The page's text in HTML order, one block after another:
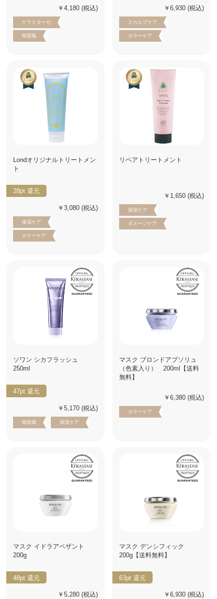
￥4,180 (税込)
ケラスターゼ
韓国風
￥6,930 (税込)
スカルプケア
カラーケア
Londオリジナルトリートメン
ト
28pt 還元
￥3,080 (税込)
保湿ケア
カラーケア
リペアトリートメント
￥1,650 (税込)
保湿ケア
ダメージケア
ソワン シカフラッシュ
250ml
47pt 還元
￥5,170 (税込)
韓国風 保湿ケア
マスク ブロンドアブソリュ
（色素入り） 200ml【送料
無料】
￥6,380 (税込)
カラーケア
マスク イドラアペザント
200g
48pt 還元
￥5,280 (税込)
マスク デンシフィック
200g【送料無料】
63pt 還元
￥6,930 (税込)